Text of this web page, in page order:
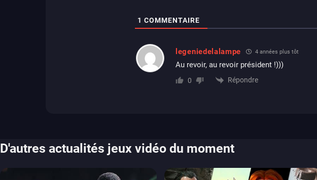
1 COMMENTAIRE
legeniedelalampe 4 années plus tôt
Au revoir, au revoir président !)))
0 Répondre
D'autres actualités jeux vidéo du moment